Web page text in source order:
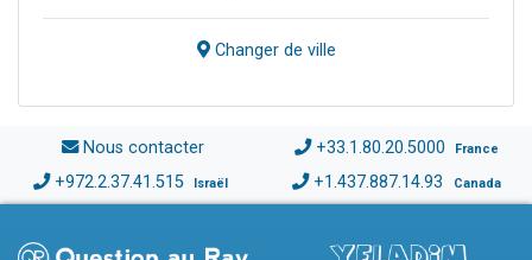
Changer de ville
Nous contacter +33.1.80.20.5000 France
+972.2.37.41.515 Israël +1.437.887.14.93 Canada